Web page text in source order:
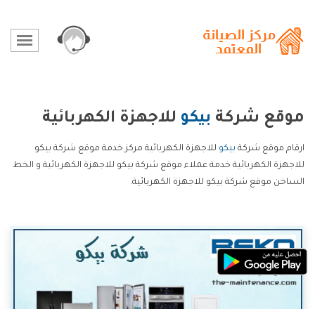
موقع شركة بيكو للاجهزة الكهربائية
ارقام موقع شركة بيكو للاجهزة الكهربائية مركز خدمة موقع شركة بيكو
للاجهزة الكهربائية خدمة عملاء موقع شركة بيكو للاجهزة الكهربائية و الخط
الساخن موقع شركة بيكو للاجهزة الكهربائية.